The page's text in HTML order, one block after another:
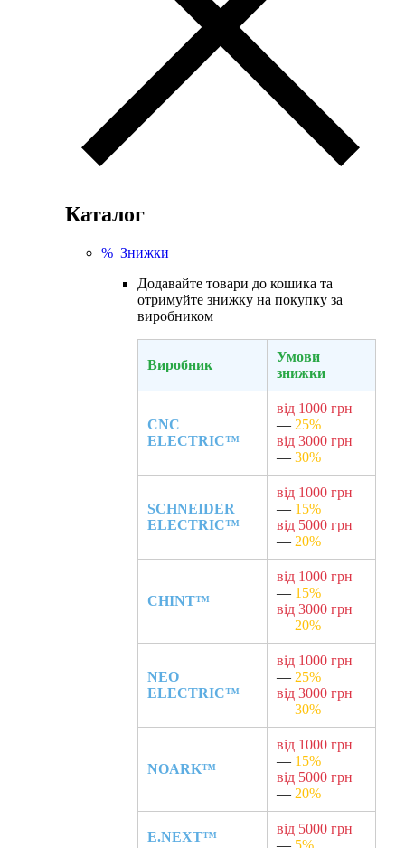
Каталог
% Знижки
Додавайте товари до кошика та
отримуйте знижку на покупку за
виробником
Виробник
Умови
знижки
CNC
ELECTRIC™
від 1000 грн
— 25%
від 3000 грн
— 30%
SCHNEIDER
ELECTRIC™
від 1000 грн
— 15%
від 5000 грн
— 20%
CHINT™
від 1000 грн
— 15%
від 3000 грн
— 20%
NEO
ELECTRIC™
від 1000 грн
— 25%
від 3000 грн
— 30%
NOARK™
від 1000 грн
— 15%
від 5000 грн
— 20%
E.NEXT™
від 5000 грн
— 5%